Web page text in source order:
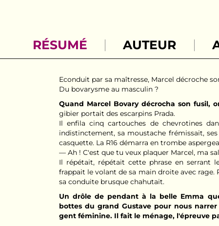
RÉSUMÉ AUTEUR
Econduit par sa maîtresse, Marcel décroche
Du bovarysme au masculin ?
Quand Marcel Bovary décrocha son fusil,
gibier portait des escarpins Prada.
Il enfila cinq cartouches de chevrotines
indistinctement, sa moustache frémissait,
casquette. La R16 démarra en trombe
— Ah ! C'est que tu veux plaquer Marcel, ma
Il répétait, répétait cette phrase en serrant
frappait le volant de sa main droite avec
sa conduite brusque chahutait.
Un drôle de pendant à la belle Emma
bottes du grand Gustave pour nous
gent féminine. Il fait le ménage, l'épreuve